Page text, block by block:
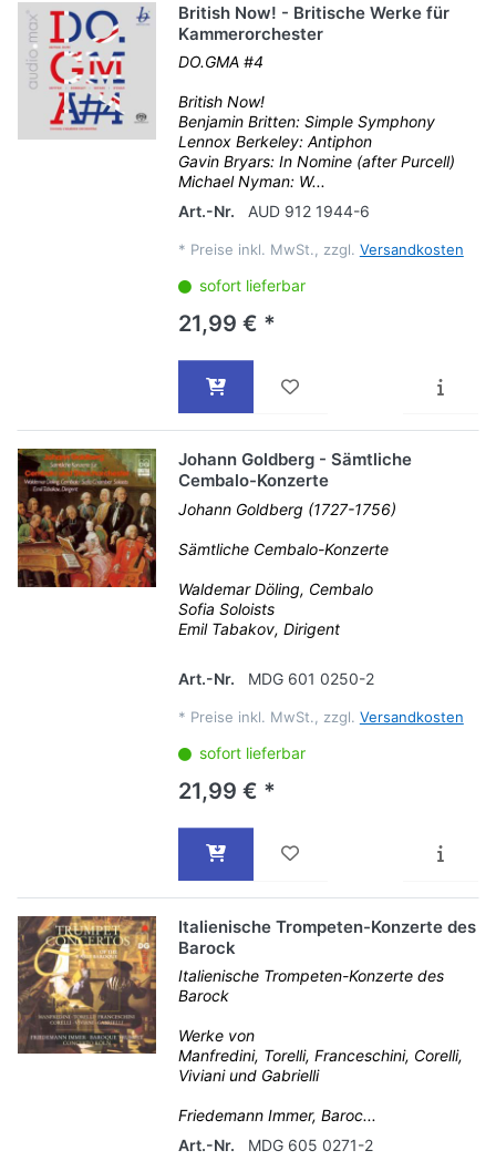
British Now! - Britische Werke für
Kammerorchester
DO.GMA #4
British Now!
Benjamin Britten: Simple Symphony
Lennox Berkeley: Antiphon
Gavin Bryars: In Nomine (after Purcell)
Michael Nyman: W...
Art.-Nr.
AUD 912 1944-6
* Preise inkl. MwSt., zzgl. Versandkosten
sofort lieferbar
21,99 € *
Johann Goldberg - Sämtliche
Cembalo-Konzerte
Johann Goldberg (1727-1756)
Sämtliche Cembalo-Konzerte
Waldemar Döling, Cembalo
Sofia Soloists
Emil Tabakov, Dirigent
Art.-Nr. MDG 601 0250-2
* Preise inkl. MwSt., zzgl. Versandkosten
sofort lieferbar
21,99 € *
Italienische Trompeten-Konzerte des
Barock
Italienische Trompeten-Konzerte des
Barock
Werke von
Manfredini, Torelli, Franceschini, Corelli,
Viviani und Gabrielli
Friedemann Immer, Baroc...
Art.-Nr.
MDG 605 0271-2